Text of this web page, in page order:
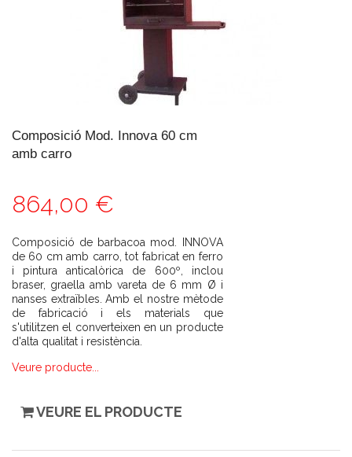
Composició Mod. Innova 60 cm
amb carro
864,00 €
Composició de barbacoa mod. INNOVA
de 60 cm amb carro, tot fabricat en ferro
i pintura anticalòrica de 600º, inclou
braser, graella amb vareta de 6 mm Ø i
nanses extraïbles. Amb el nostre mètode
de fabricació i els materials que
s'utilitzen el converteixen en un producte
d'alta qualitat i resistència.
Veure producte...
VEURE EL PRODUCTE